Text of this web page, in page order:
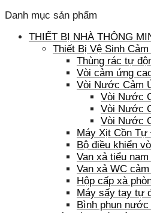
Danh mục sản phẩm
THIẾT BỊ NHÀ THÔNG
Thiết Bị Vệ Sinh
Thùng rác tự
Vòi cảm ứng
Vòi Nước Cảm
Vòi Nước
Vòi Nước
Vòi Nước
Máy Xịt Cồn Tự
Bộ điều khiển
Van xả tiểu
Van xả WC
Hộp cấp xà
Máy sấy tay tự
Bình phun